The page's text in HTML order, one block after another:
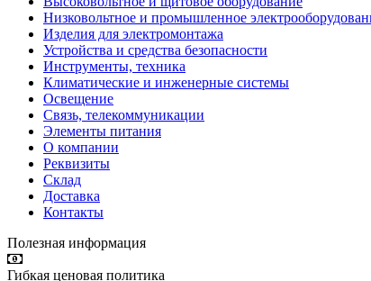
Низковольтное и промышленное
Изделия для электромонтажа
Устройства и средства безопасности
Инструменты, техника
Климатические и инженерные системы
Освещение
Связь, телекоммуникации
Элементы питания
О компании
Реквизиты
Склад
Доставка
Контакты
Полезная информация
Гибкая ценовая политика